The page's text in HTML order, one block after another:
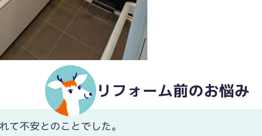
リフォーム前のお悩み
て不安とのことでした。